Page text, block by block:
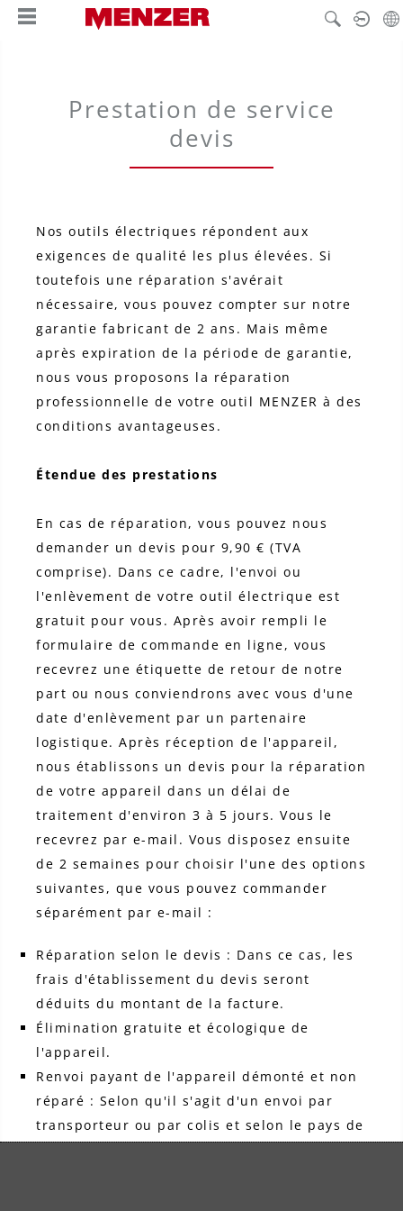
principal
Prestation de service
devis
Nos outils électriques répondent aux
exigences de qualité les plus élevées. Si
toutefois une réparation s'avérait
nécessaire, vous pouvez compter sur notre
garantie fabricant de 2 ans. Mais même
après expiration de la période de garantie,
nous vous proposons la réparation
professionnelle de votre outil MENZER à des
conditions avantageuses.
Étendue des prestations
En cas de réparation, vous pouvez nous
demander un devis pour 9,90 € (TVA
comprise). Dans ce cadre, l'envoi ou
l'enlèvement de votre outil électrique est
gratuit pour vous. Après avoir rempli le
formulaire de commande en ligne, vous
recevrez une étiquette de retour de notre
part ou nous conviendrons avec vous d'une
date d'enlèvement par un partenaire
logistique. Après réception de l'appareil,
nous établissons un devis pour la réparation
de votre appareil dans un délai de
traitement d'environ 3 à 5 jours. Vous le
recevrez par e-mail. Vous disposez ensuite
de 2 semaines pour choisir l'une des options
suivantes, que vous pouvez commander
séparément par e-mail :
Réparation selon le devis : Dans ce cas, les
frais d'établissement du devis seront
déduits du montant de la facture.
Élimination gratuite et écologique de
l'appareil.
Renvoi payant de l'appareil démonté et non
réparé : Selon qu'il s'agit d'un envoi par
transporteur ou par colis et selon le pays de